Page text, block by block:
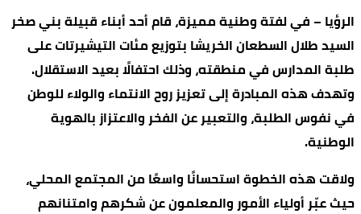
الرؤيا – في لفتة وطنية مميزة، قام أحد أبناء قبيلة بني صخر
السيد طلال السطعان الخريشا بتوزيع مئات التيشيرتات على
طلبة المدارس في منطقته، وذلك احتفالًا بعيد الاستقلال.
وتهدف هذه المبادرة إلى تعزيز روح الانتماء والولاء للوطن
في نفوس الطلبة، والتعبير عن الفخر والاعتزاز بالهوية
الوطنية.
ولاقت هذه الخطوة استحسانًا واسعًا من المجتمع المحلي،
حيث عبّر أولياء الأمور والمعلمون عن شكرهم وامتنانهم